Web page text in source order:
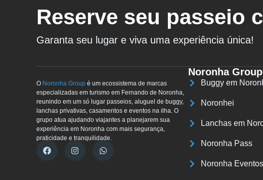
Reserve seu passeio
Garanta seu lugar e viva uma experiência única!
O Noronha Group é um ecossistema de marcas
especializadas em turismo em Fernando de Noronha,
reunindo em um só lugar passeios, aluguel de buggy,
lanchas privativas, casamentos e eventos na ilha. O
grupo atua ajudando viajantes a planejarem sua
experiência em Noronha com mais segurança,
praticidade e tranquilidade.
Noronha Group
Buggy em
Noronhei
Lanchas em
Noronha Pass
Noronha Eventos